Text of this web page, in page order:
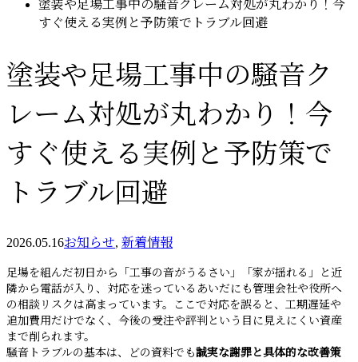
塗装や足場工事中の騒音クレーム対処が丸わかり！今
すぐ使える実例と予防策でトラブル回避
塗装や足場工事中の騒音ク
レーム対処が丸わかり！今
すぐ使える実例と予防策で
トラブル回避
2026.05.16お知らせ, 新着情報
足場を組んだ初日から「工事の音がうるさい」「家が揺れる」と近
隣から電話が入り、対応を迷っているあいだにも管理会社や役所へ
の相談リスクは高まっています。ここで対応を誤ると、工期遅延や
追加費用だけでなく、今後の受注や評判という目に見えにくい資産
まで削られます。
騒音トラブルの基本は、どの資料でも誠実な謝罪と具体的な改善策